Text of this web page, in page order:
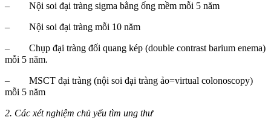
– Nội soi đại tràng sigma bằng ống mềm mỗi 5 năm
– Nội soi đại tràng mỗi 10 năm
– Chụp đại tràng đối quang kép (double contrast barium enema)
mỗi 5 năm.
– MSCT đại tràng (nội soi đại tràng ảo=virtual colonoscopy)
mỗi 5 năm
2. Các xét nghiệm chủ yếu tìm ung thư